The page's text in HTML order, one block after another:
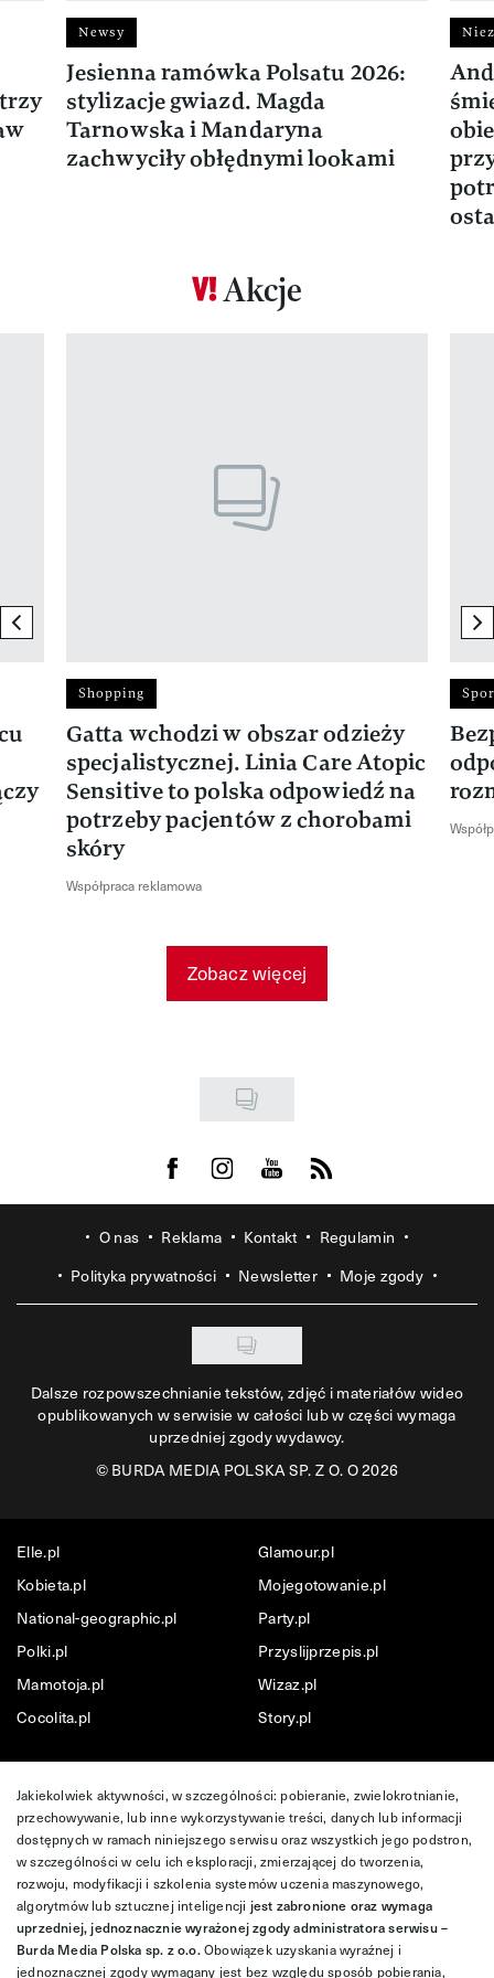
Newsy
Jesienna ramówka Polsatu 2026:
stylizacje gwiazd. Magda
Tarnowska i Mandaryna
zachwyciły obłędnymi lookami
Akcje
previous element
Shopping
Gatta wchodzi w obszar odzieży
specjalistycznej. Linia Care Atopic
Sensitive to polska odpowiedź na
potrzeby pacjentów z chorobami
skóry
Współpraca reklamowa
Zobacz więcej
Visit us on Facebook
Visit us on Instagram
Visit us on Youtube
Visit us on Rss
O nas Reklama Kontakt
Regulamin
Polityka prywatności
Newsletter Moje zgody
Dalsze rozpowszechnianie tekstów, zdjęć i materiałów wideo
opublikowanych w serwisie w całości lub w części wymaga
uprzedniej zgody wydawcy.
©BURDA MEDIA POLSKA SP. Z O. O 2026
Elle.pl
Glamour.pl
Kobieta.pl
Mojegotowanie.pl
National-geographic.pl
Party.pl
Polki.pl
Przyslijprzepis.pl
Mamotoja.pl
Wizaz.pl
Cocolita.pl
Story.pl
Jakiekolwiek aktywności, w szczególności: pobieranie, zwielokrotnianie,
przechowywanie, lub inne wykorzystywanie treści, danych lub informacji
dostępnych w ramach niniejszego serwisu oraz wszystkich jego podstron,
w szczególności w celu ich eksploracji, zmierzającej do tworzenia,
rozwoju, modyfikacji i szkolenia systemów uczenia maszynowego,
algorytmów lub sztucznej inteligencji jest zabronione oraz wymaga
uprzedniej, jednoznacznie wyrażonej zgody administratora serwisu –
Burda Media Polska sp. z o.o.Obowiązek uzyskania wyraźnej i
jednoznacznej zgody wymagany jest bez względu sposób pobierania,